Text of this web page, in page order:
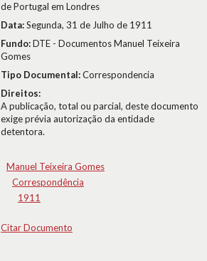
de Portugal em Londres
Data:Segunda, 31 de Julho de 1911
Fundo:DTE - Documentos Manuel Teixeira
Gomes
Tipo Documental:Correspondencia
Direitos:
A publicação, total ou parcial, deste documento
exige prévia autorização da entidade
detentora.
Manuel Teixeira Gomes
Correspondência
1911
Citar Documento